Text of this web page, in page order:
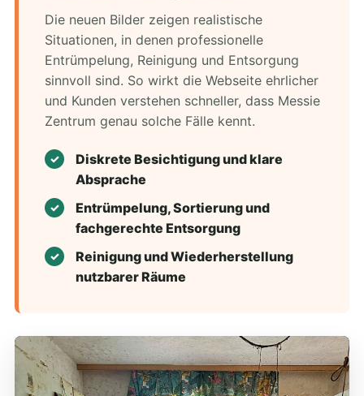
Die neuen Bilder zeigen realistische
Situationen, in denen professionelle
Entrümpelung, Reinigung und Entsorgung
sinnvoll sind. So wirkt die Webseite ehrlicher
und Kunden verstehen schneller, dass Messie
Zentrum genau solche Fälle kennt.
Diskrete Besichtigung und klare
Absprache
Entrümpelung, Sortierung und
fachgerechte Entsorgung
Reinigung und Wiederherstellung
nutzbarer Räume